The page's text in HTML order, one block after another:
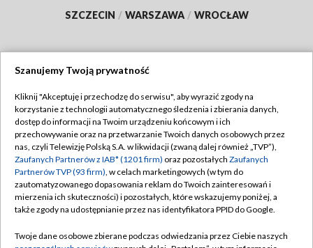
SZCZECIN / WARSZAWA / WROCŁAW
TVP
Abonament TVP
Emisja w TVP
Centrum informacji TVP
Naziemna Telewizja Cyfrowa
Regulamin TVP
Polityka prywatności
Moje zgody
Pomoc
Szanujemy Twoją prywatność
Kliknij "Akceptuję i przechodzę do serwisu", aby wyrazić zgody na
korzystanie z technologii automatycznego śledzenia i zbierania danych,
dostęp do informacji na Twoim urządzeniu końcowym i ich
przechowywanie oraz na przetwarzanie Twoich danych osobowych przez
nas, czyli Telewizję Polską S.A. w likwidacji (zwaną dalej również „TVP”),
Zaufanych Partnerów z IAB* (1201 firm) oraz pozostałych Zaufanych
Partnerów TVP (93 firm), w celach marketingowych (w tym do
zautomatyzowanego dopasowania reklam do Twoich zainteresowań i
mierzenia ich skuteczności) i pozostałych, które wskazujemy poniżej, a
także zgody na udostępnianie przez nas identyfikatora PPID do Google.
Twoje dane osobowe zbierane podczas odwiedzania przez Ciebie naszych